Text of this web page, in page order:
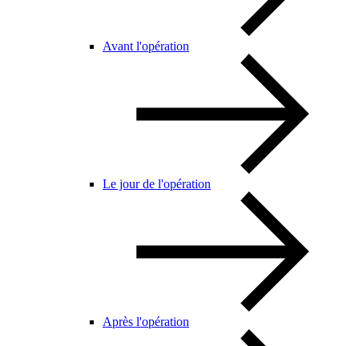
Avant l'opération
Le jour de l'opération
Après l'opération